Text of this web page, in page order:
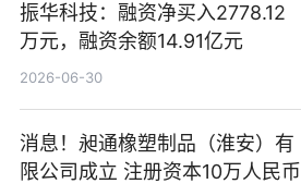
振华科技：融资净买入2778.12
万元，融资余额14.91亿元
2026-06-30
消息！昶通橡塑制品（淮安）有
限公司成立 注册资本10万人民币